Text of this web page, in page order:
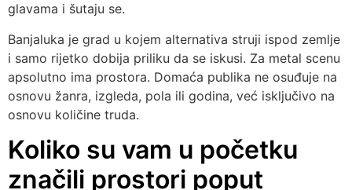
glavama i šutaju se.
Banjaluka je grad u kojem alternativa struji ispod zemlje
i samo rijetko dobija priliku da se iskusi. Za metal scenu
apsolutno ima prostora. Domaća publika ne osuđuje na
osnovu žanra, izgleda, pola ili godina, već isključivo na
osnovu količine truda.
Koliko su vam u početku
značili prostori poput